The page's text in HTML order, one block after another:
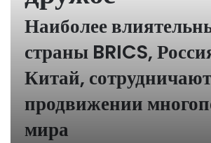
Наиболее
страны BRICS,
Китай,
продвижении
мира